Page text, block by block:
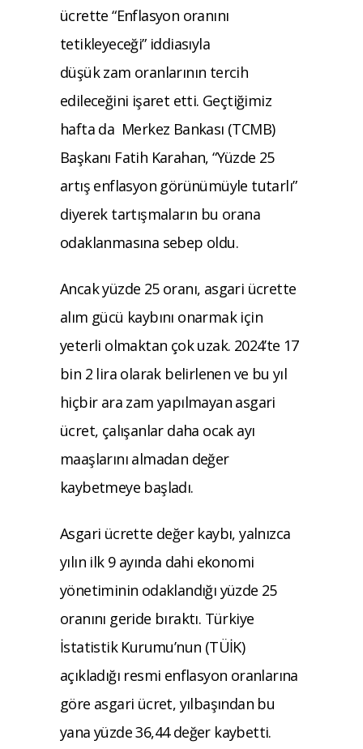
ücrette “Enflasyon oranını
tetikleyeceği” iddiasıyla
düşük zam oranlarının tercih
edileceğini işaret etti. Geçtiğimiz
hafta da Merkez Bankası (TCMB)
Başkanı Fatih Karahan, “Yüzde 25
artış enflasyon görünümüyle tutarlı”
diyerek tartışmaların bu orana
odaklanmasına sebep oldu.
Ancak yüzde 25 oranı, asgari ücrette
alım gücü kaybını onarmak için
yeterli olmaktan çok uzak. 2024’te 17
bin 2 lira olarak belirlenen ve bu yıl
hiçbir ara zam yapılmayan asgari
ücret, çalışanlar daha ocak ayı
maaşlarını almadan değer
kaybetmeye başladı.
Asgari ücrette değer kaybı, yalnızca
yılın ilk 9 ayında dahi ekonomi
yönetiminin odaklandığı yüzde 25
oranını geride bıraktı. Türkiye
İstatistik Kurumu’nun (TÜİK)
açıkladığı resmi enflasyon oranlarına
göre asgari ücret, yılbaşından bu
yana yüzde 36,44 değer kaybetti.